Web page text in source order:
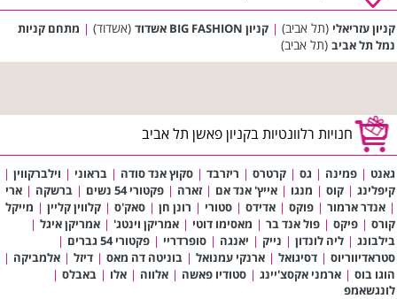
קניון עזריאלי (תל אביב) | קניון BIG FASHION אשדוד (אשדוד) | מתחם קניות
נמל תל אביב (תל אביב)
חנויות רלוונטיות בקניון פאשן תל אביב
גאנט | פמינה | גס | קרטרס | ריזרבד | סקוץ אנד סודה | בראוני | וילברקווין |
קיפלינג | קוס | מנגו | אייץ' אנד אם | זארה | פקטורי 54 נשים | ברשקה | ארי
| אנדר ארמור | פוקס | אדידס | סטורי | רונן חן | סאק'ס | קלווין קליין | מייקל
קורס | פיקס | פול אנד בר | מאסימו דוטי | אמריקן וינטג' | אמריקן איגל |
בילבונג | ליה לונדון | נייק | יאנגה | סופרדריי | פקטורי 54 גברים
|
סטראדיווריוס | דסיגואל | ארנקי עמנואל | בוניטה דה מאס | דיזל | אלמביקה |
הוגו בוס | ארמני אקסצ'יינג | סטודיו פאשה | אלווה | אלו | באבלס |
לונגשאמפ